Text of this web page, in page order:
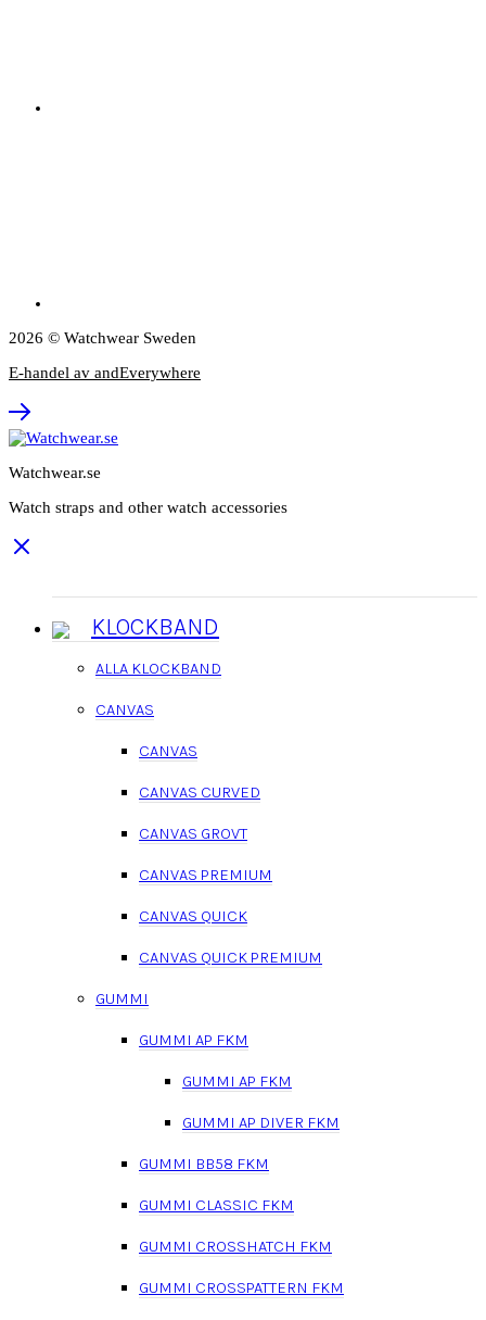
2026 © Watchwear Sweden
E-handel av andEverywhere
Watchwear.se
Watch straps and other watch accessories
KLOCKBAND
ALLA KLOCKBAND
CANVAS
CANVAS
CANVAS CURVED
CANVAS GROVT
CANVAS PREMIUM
CANVAS QUICK
CANVAS QUICK PREMIUM
GUMMI
GUMMI AP FKM
GUMMI AP FKM
GUMMI AP DIVER FKM
GUMMI BB58 FKM
GUMMI CLASSIC FKM
GUMMI CROSSHATCH FKM
GUMMI CROSSPATTERN FKM